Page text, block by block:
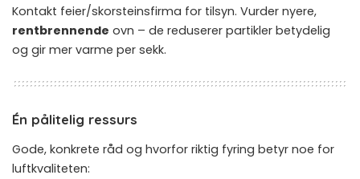
Kontakt feier/skorsteinsfirma for tilsyn. Vurder nyere,
rentbrennende ovn – de reduserer partikler betydelig
og gir mer varme per sekk.
Én pålitelig ressurs
Gode, konkrete råd og hvorfor riktig fyring betyr noe for
luftkvaliteten: